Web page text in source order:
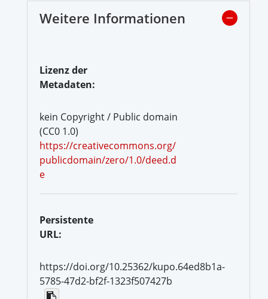
Weitere Informationen
Lizenz der
Metadaten:
kein Copyright / Public domain
(CC0 1.0)
https://creativecommons.org/
publicdomain/zero/1.0/deed.d
e
Persistente
URL:
https://doi.org/10.25362/kupo.64ed8b1a-
5785-47d2-bf2f-1323f507427b